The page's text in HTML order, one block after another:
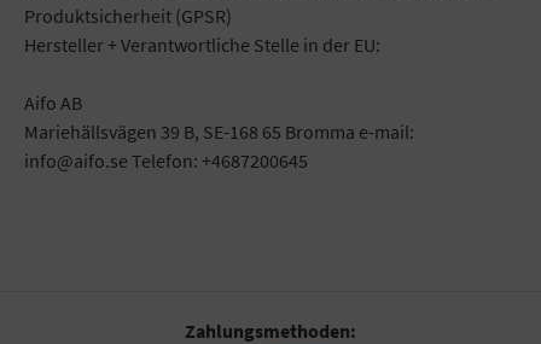
Produktsicherheit (GPSR)
Hersteller + Verantwortliche Stelle in der EU:
Aifo AB
Mariehällsvägen 39 B, SE-168 65 Bromma e-mail:
info@aifo.se Telefon: +4687200645
Zahlungsmethoden: